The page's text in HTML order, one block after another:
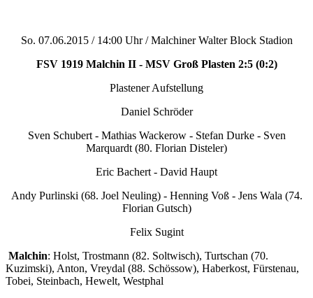
So. 07.06.2015 / 14:00 Uhr / Malchiner Walter Block Stadion
FSV 1919 Malchin II - MSV Groß Plasten 2:5 (0:2)
Plastener Aufstellung
Daniel Schröder
Sven Schubert - Mathias Wackerow - Stefan Durke - Sven
Marquardt (80. Florian Disteler)
Eric Bachert - David Haupt
Andy Purlinski (68. Joel Neuling) - Henning Voß - Jens Wala (74.
Florian Gutsch)
Felix Sugint
Malchin: Holst, Trostmann (82. Soltwisch), Turtschan (70.
Kuzimski), Anton, Vreydal (88. Schössow), Haberkost, Fürstenau,
Tobei, Steinbach, Hewelt, Westphal